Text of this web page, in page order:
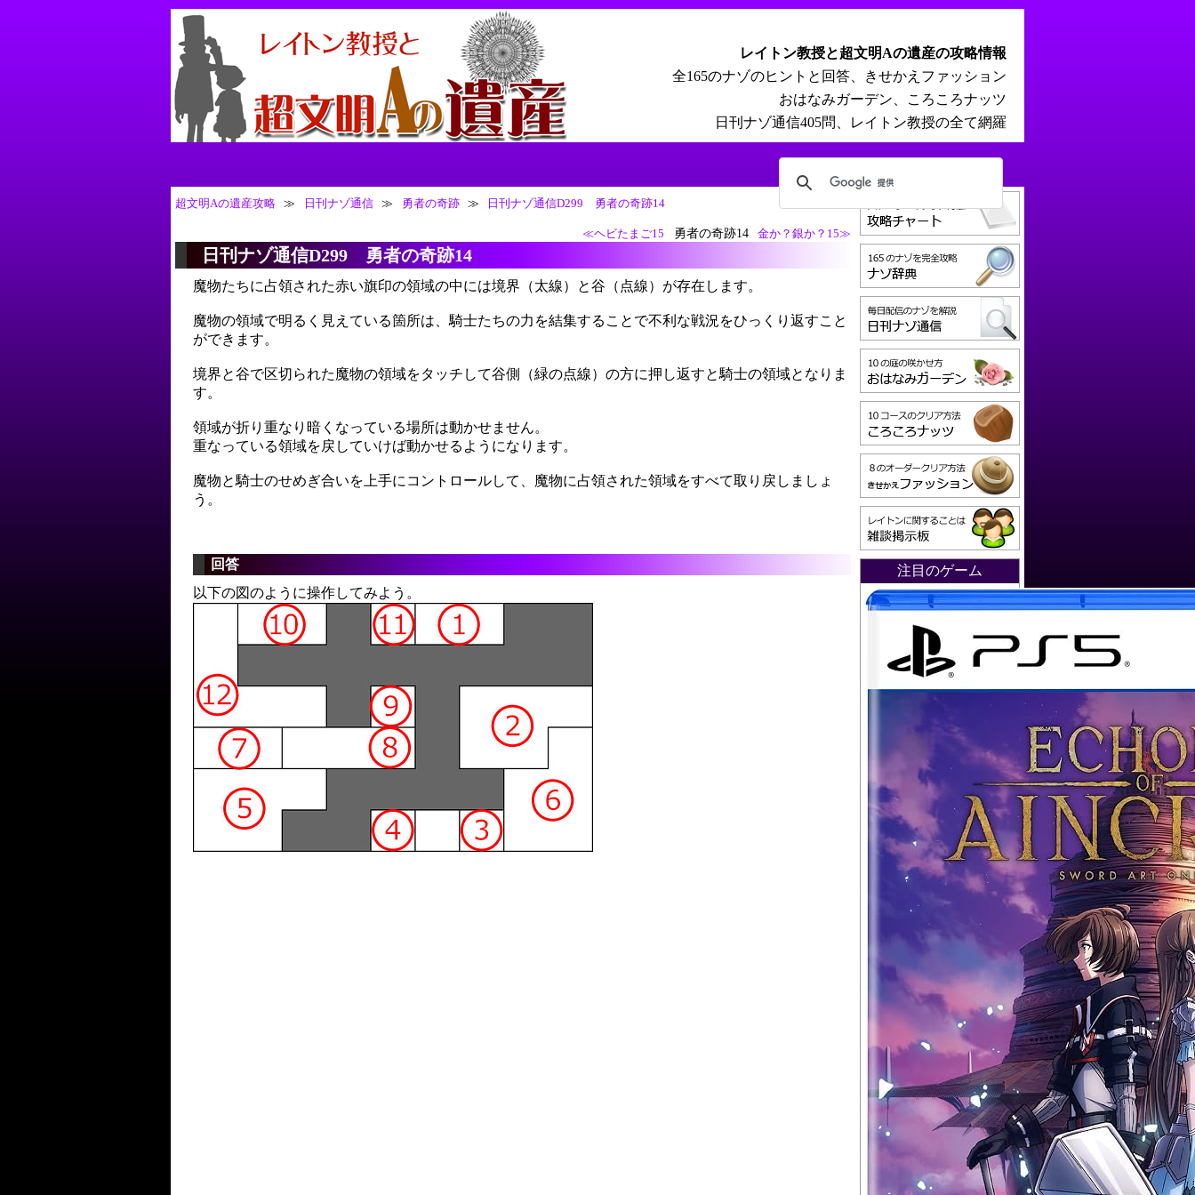
レイトン教授と超文明Aの遺産の攻略情報
全165のナゾのヒントと回答、きせかえファッション
おはなみガーデン、ころころナッツ
日刊ナゾ通信405問、レイトン教授の全て網羅
超文明Aの遺産攻略 ≫ 日刊ナゾ通信 ≫ 勇者の奇跡 ≫ 日刊ナゾ通信D299 勇者の奇跡14
≪ヘビたまご15 勇者の奇跡14 金か？銀か？15≫
日刊ナゾ通信D299 勇者の奇跡14
魔物たちに占領された赤い旗印の領域の中には境界（太線）と谷（点線）が存在します。
魔物の領域で明るく見えている箇所は、騎士たちの力を結集することで不利な戦況をひっくり返すこと
ができます。
境界と谷で区切られた魔物の領域をタッチして谷側（緑の点線）の方に押し返すと騎士の領域となりま
す。
領域が折り重なり暗くなっている場所は動かせません。
重なっている領域を戻していけば動かせるようになります。
魔物と騎士のせめぎ合いを上手にコントロールして、魔物に占領された領域をすべて取り戻しましょ
う。
回答
以下の図のように操作してみよう。
注目のゲーム